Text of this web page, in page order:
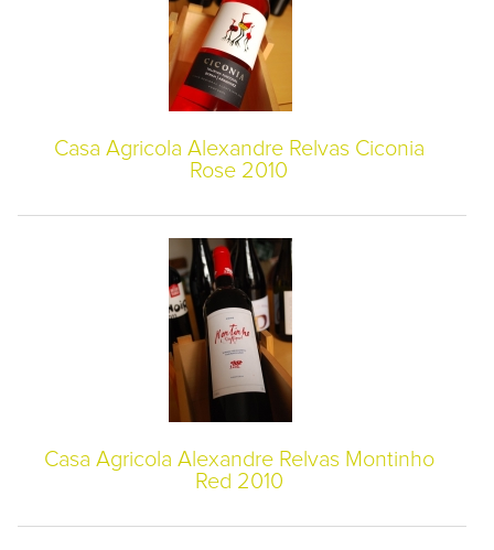
Casa Agricola Alexandre Relvas Ciconia
Rose 2010
Casa Agricola Alexandre Relvas Montinho
Red 2010